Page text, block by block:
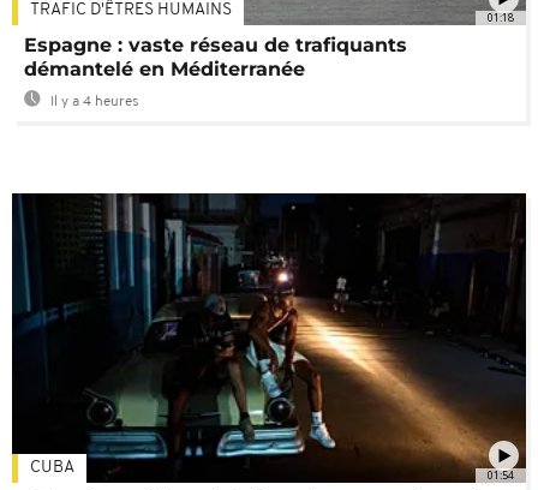
01:18
TRAFIC D'ÊTRES HUMAINS
Espagne : vaste réseau de trafiquants
démantelé en Méditerranée
Il y a 4 heures
01:54
CUBA